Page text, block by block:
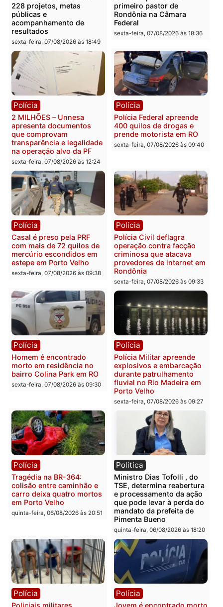
Você também vai querer ler...
Política
Marcos Rogério apresenta
Plano de Governo com
228 projetos, metas
públicas e
acompanhamento de
resultados
sexta-feira, 07/08/2026 às 18:49
Política
Eleições 2026: Pastor
Evanildo pode ser o
primeiro pastor de
Rondônia na Câmara
Polícia
2 MILHÕES – Unnesa
apresenta documentos
transparência e legalidade
na operação alvo da PF
sexta-feira, 07/08/2026 às 12:24
Polícia
Polícia Federal apreende
400 quilos de drogas e
prende motorista em RO
sexta-feira, 07/08/2026 às
Polícia
mercúrio escondidos em
estepe em Porto Velho
sexta-feira, 07/08/2026 às 09:38
Polícia
Polícia Civil deflagra
operação contra facção
criminosa que atacava
provedores de internet
Rondônia
sexta-feira, 07/08/2026 às
Polícia
morto em residência no
bairro Colina Park em RO
sexta-feira, 07/08/2026 às 09:30
Polícia
Polícia Militar apreende
explosivos e
durante patrulhamento
fluvial no Rio Madeira em
Porto Velho
sexta-feira, 07/08/2026 às